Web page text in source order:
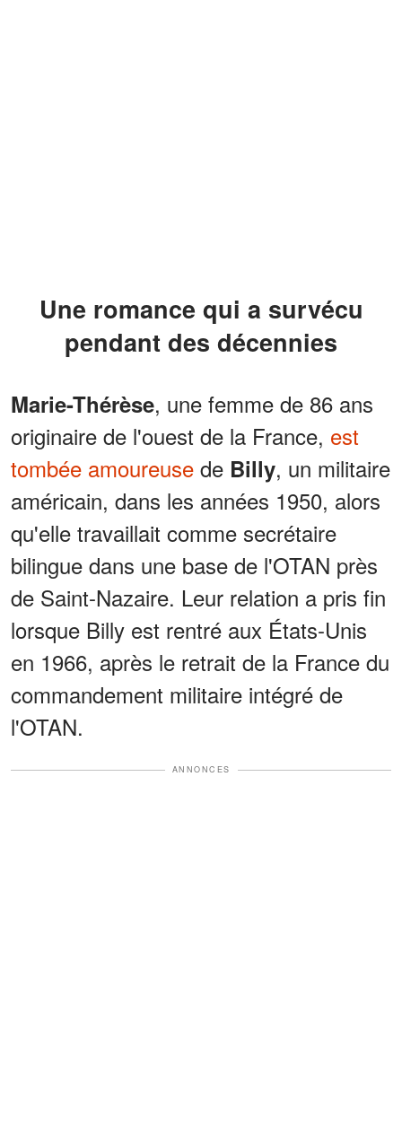
Une romance qui a survécu
pendant des décennies
Marie-Thérèse, une femme de 86 ans
originaire de l'ouest de la France, est
tombée amoureuse de Billy, un militaire
américain, dans les années 1950, alors
qu'elle travaillait comme secrétaire
bilingue dans une base de l'OTAN près
de Saint-Nazaire. Leur relation a pris fin
lorsque Billy est rentré aux États-Unis
en 1966, après le retrait de la France du
commandement militaire intégré de
l'OTAN.
ANNONCES